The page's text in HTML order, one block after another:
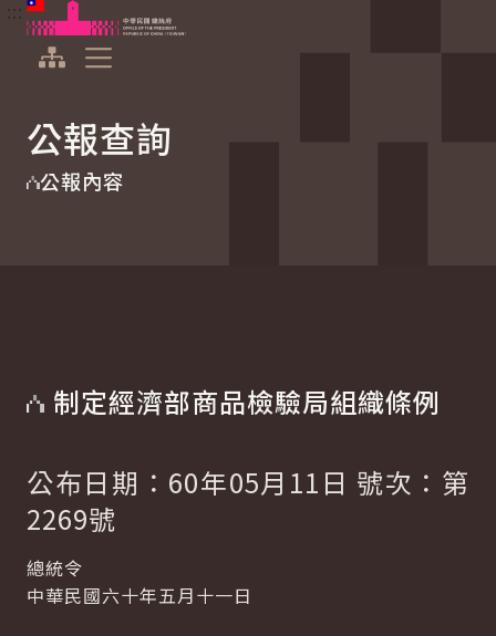
跳到主要內容
中華民國總統府
公報查詢
公報內容
制定經濟部商品檢驗局組織條例
公布日期：60年05月11日 號次：第
2269號
總統令
中華民國六十年五月十一日